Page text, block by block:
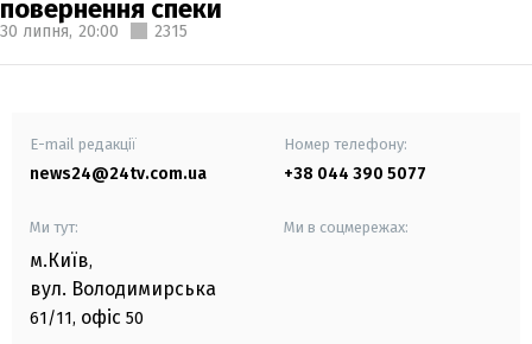
повернення спеки
30 липня, 20:00 2315
E-mail редакції
news24@24tv.com.ua
Номер телефону:
+38 044 390 5077
Ми тут:
м.Київ,
вул. Володимирська
61/11, офіс 50
Ми в соцмережах: